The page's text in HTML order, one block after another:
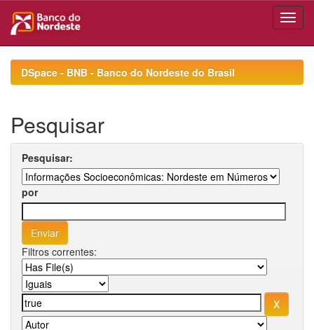
navigationDSpace - BNB - Banco do Nordeste do Brasil
Pesquisar
Pesquisar:
por
Filtros correntes: